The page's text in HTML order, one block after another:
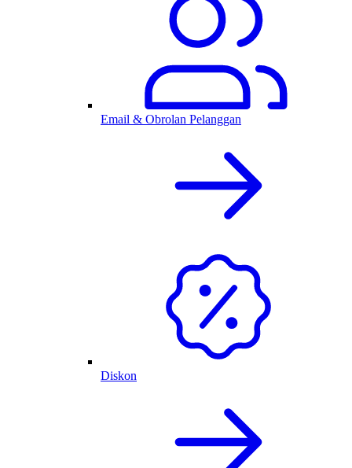
Email & Obrolan Pelanggan
Diskon